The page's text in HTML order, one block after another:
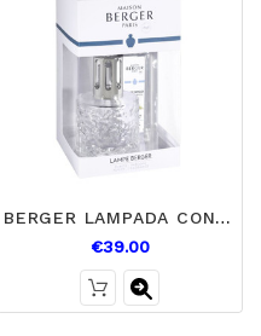
BERGER LAMPADA CON LIQUIDO MIRAGE TRASPARENTE
€39.00